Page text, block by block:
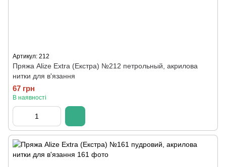
Артикул: 212
Пряжа Alize Extra (Екстра) №212 петрольный, акрилова
нитки для в'язання
67 грн
В наявності